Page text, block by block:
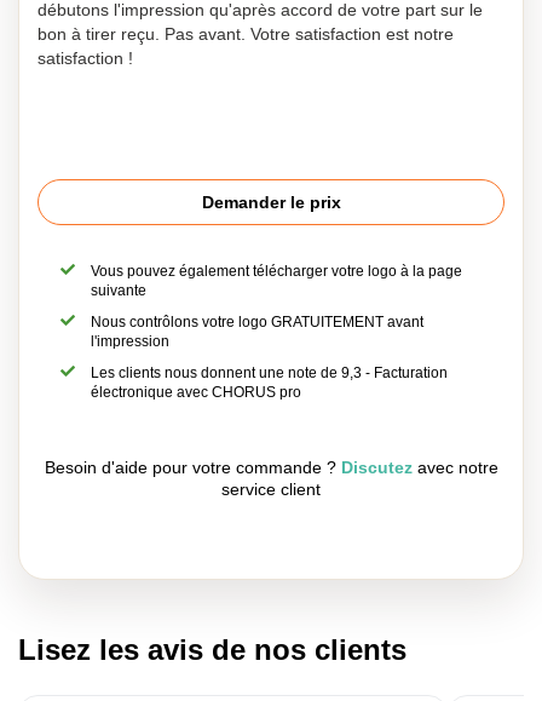
débutons l'impression qu'après accord de votre part sur le
bon à tirer reçu. Pas avant. Votre satisfaction est notre
satisfaction !
Demander le prix
Vous pouvez également télécharger votre logo à la page
suivante
Nous contrôlons votre logo GRATUITEMENT avant
l'impression
Les clients nous donnent une note de 9,3 - Facturation
électronique avec CHORUS pro
Besoin d'aide pour votre commande ? Discutezavec notre
service client
Lisez les avis de nos clients